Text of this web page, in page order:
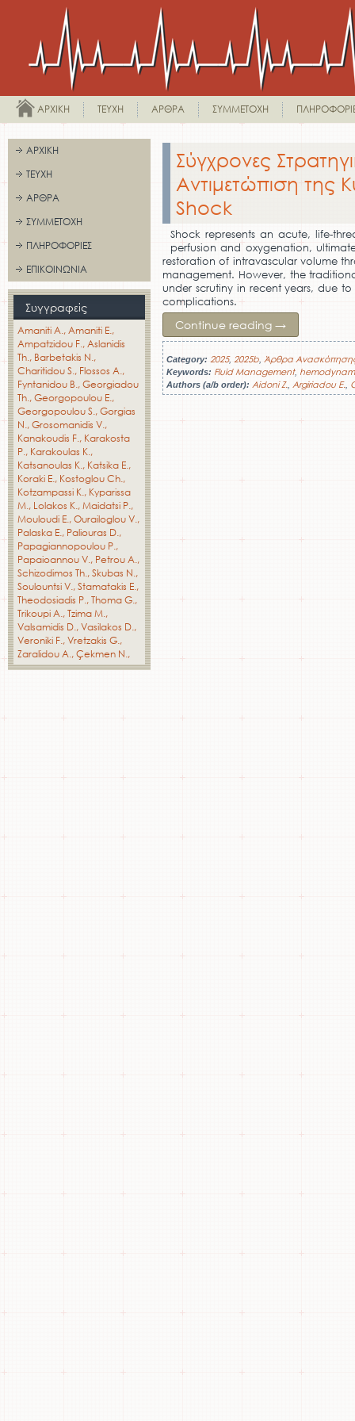
ΑΡΧΙΚΉ ΤΕΎΧΗ ΆΡΘΡΑ ΣΥΜΜΕΤΟΧΉ
ΑΡΧΙΚΉ
ΤΕΎΧΗ
ΆΡΘΡΑ
ΣΥΜΜΕΤΟΧΉ
ΠΛΗΡΟΦΟΡΊΕΣ
ΕΠΙΚΟΙΝΩΝΊΑ
Συγγραφείς
Amaniti A. Amaniti E.
Ampatzidou F. Aslanidis
Th. Barbetakis N.
Charitidou S. Flossos A.
Fyntanidou B. Georgiadou
Th. Georgopoulou E.
Georgopoulou S. Gorgias
N. Grosomanidis V.
Kanakoudis F. Karakosta
P. Karakoulas K.
Katsanoulas K. Katsika E.
Koraki E. Kostoglou Ch.
Kotzampassi K. Kyparissa
M. Lolakos K. Maidatsi P.
Mouloudi E. Ourailoglou V.
Palaska E. Paliouras D.
Papagiannopoulou P.
Papaioannou V. Petrou A.
Schizodimos Th. Skubas N.
Soulountsi V. Stamatakis E.
Theodosiadis P. Thoma G.
Trikoupi A. Tzima M.
Valsamidis D. Vasilakos D.
Veroniki F. Vretzakis G.
Zaralidou A. Çekmen N.
Σύγχρονες
Αντιμετώπιση της
Shock
Shock represents an acute, life-
perfusion and oxygenation,
restoration of intravascular volume
management. However, the
under scrutiny in recent years, due
complications.
Continue reading →
Category: 2025, 2025b Άρθρα
Keywords: Fluid Management,
Authors (a/b order): Aidoni Z. Argiriadou E.